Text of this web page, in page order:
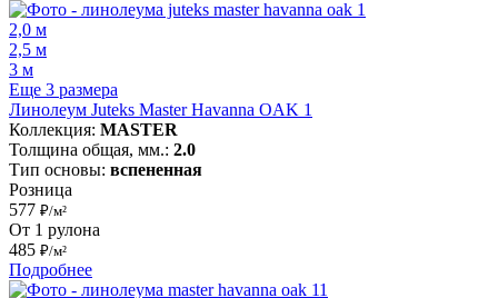
2,0 м
2,5 м
3 м
Еще 3 размера
Линолеум Juteks Master Havanna OAK 1
Коллекция: MASTER
Толщина общая, мм.: 2.0
Тип основы: вспененная
Розница
577 ₽/м²
От 1 рулона
485 ₽/м²
Подробнее